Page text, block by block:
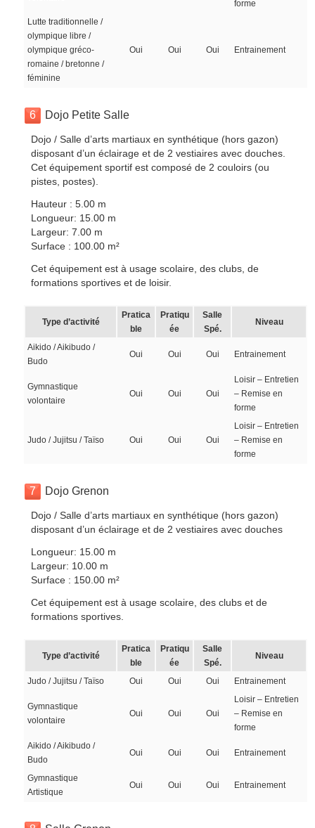
forme
Lutte traditionnelle /
olympique libre /
olympique gréco-
romaine / bretonne /
féminine
Oui Oui Oui Entrainement
6 Dojo Petite Salle
Dojo / Salle d’arts martiaux en synthétique (hors gazon)
disposant d’un éclairage et de 2 vestiaires avec douches.
Cet équipement sportif est composé de 2 couloirs (ou
pistes, postes).
Hauteur : 5.00 m
Longueur: 15.00 m
Largeur: 7.00 m
Surface : 100.00 m²
Cet équipement est à usage scolaire, des clubs, de
formations sportives et de loisir.
Type d’activité
Pratica
ble
Pratiqu
ée
Salle
Spé.
Niveau
Aikido / Aikibudo /
Budo
Oui Oui Oui Entrainement
Gymnastique
volontaire
Oui Oui Oui
Loisir – Entretien
– Remise en
forme
Judo / Jujitsu / Taïso Oui Oui Oui
Loisir – Entretien
– Remise en
forme
7 Dojo Grenon
Dojo / Salle d’arts martiaux en synthétique (hors gazon)
disposant d’un éclairage et de 2 vestiaires avec douches
Longueur: 15.00 m
Largeur: 10.00 m
Surface : 150.00 m²
Cet équipement est à usage scolaire, des clubs et de
formations sportives.
Type d’activité
Pratica
ble
Pratiqu
ée
Salle
Spé.
Niveau
Judo / Jujitsu / Taïso Oui Oui Oui Entrainement
Gymnastique
volontaire
Oui Oui Oui
Loisir – Entretien
– Remise en
forme
Aikido / Aikibudo /
Budo
Oui Oui Oui Entrainement
Gymnastique
Artistique
Oui Oui Oui Entrainement